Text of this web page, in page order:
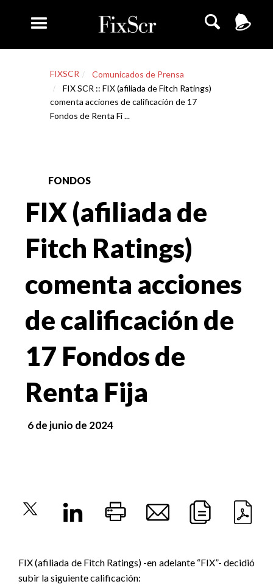
FIXSCR
Comunicados de Prensa
FIX SCR :: FIX (afiliada de Fitch Ratings)
comenta acciones de calificación de 17
Fondos de Renta Fi ...
FONDOS
FIX (afiliada de
Fitch Ratings)
comenta acciones
de calificación de
17 Fondos de
Renta Fija
6 de junio de 2024
FIX (afiliada de Fitch Ratings) -en adelante “FIX”- decidió
subir la siguiente calificación: